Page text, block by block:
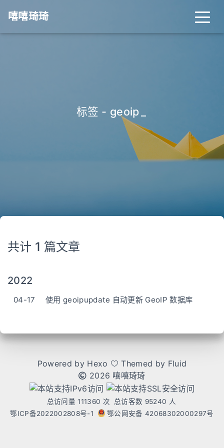
嘻嘻琦琦
标签 - geoip
共计 1 篇文章
2022
04-17 使用 geoipupdate 自动更新 GeoIP 数据库
Powered by Hexo Themed by Fluid
2026 嘻嘻琦琦
总访问量111360 次 总访客数 95240 人
鄂ICP备2022002808号-1
鄂公网安备 42068302000297号